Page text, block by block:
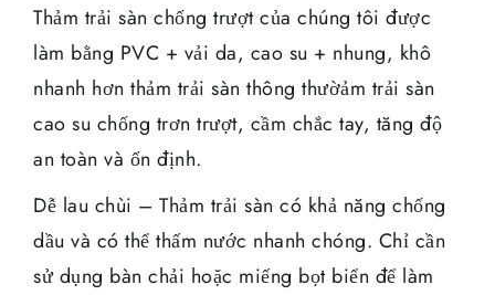
Thảm trải sàn chống trượt của chúng tôi được
làm bằng PVC + vải da, cao su + nhung, khô
nhanh hơn thảm trải sàn thông thườảm trải sàn
cao su chống trơn trượt, cầm chắc tay, tăng độ
an toàn và ổn định.
Dễ lau chùi – Thảm trải sàn có khả năng chống
dầu và có thể thấm nước nhanh chóng. Chỉ cần
sử dụng bàn chải hoặc miếng bọt biển để làm